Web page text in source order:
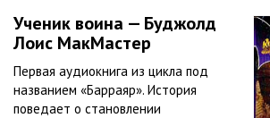
Ученик воина — Буджолд
Лоис МакМастер
Первая аудиокнига из цикла под
названием «Барраяр». История
поведает о становлении